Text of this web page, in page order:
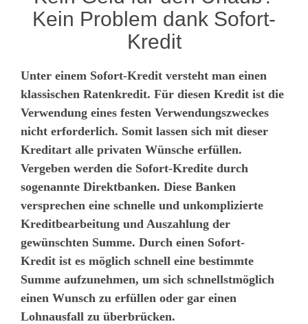
Kein Problem dank Sofort-
Kredit
Unter einem Sofort-Kredit versteht man einen
klassischen Ratenkredit. Für diesen Kredit ist die
Verwendung eines festen Verwendungszweckes
nicht erforderlich. Somit lassen sich mit dieser
Kreditart alle privaten Wünsche erfüllen.
Vergeben werden die Sofort-Kredite durch
sogenannte Direktbanken. Diese Banken
versprechen eine schnelle und unkomplizierte
Kreditbearbeitung und Auszahlung der
gewünschten Summe. Durch einen Sofort-
Kredit ist es möglich schnell eine bestimmte
Summe aufzunehmen, um sich schnellstmöglich
einen Wunsch zu erfüllen oder gar einen
Lohnausfall zu überbrücken.